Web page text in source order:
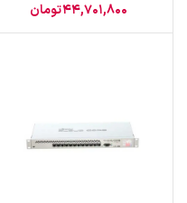
44,701,800تومان